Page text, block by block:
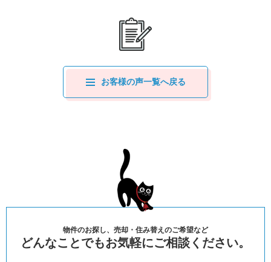
お客様の声一覧へ戻る
物件のお探し、売却・住み替えのご希望など
どんなことでもお気軽にご相談ください。